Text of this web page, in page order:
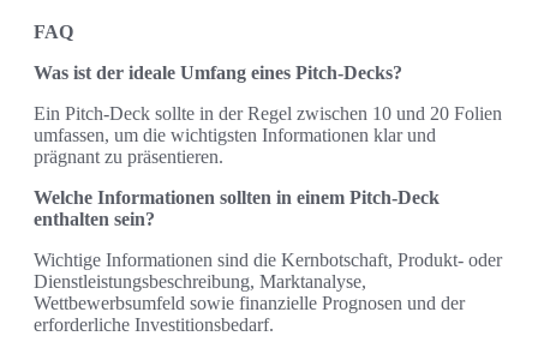
FAQ
Was ist der ideale Umfang eines Pitch-Decks?
Ein Pitch-Deck sollte in der Regel zwischen 10 und 20 Folien
umfassen, um die wichtigsten Informationen klar und
prägnant zu präsentieren.
Welche Informationen sollten in einem Pitch-Deck
enthalten sein?
Wichtige Informationen sind die Kernbotschaft, Produkt- oder
Dienstleistungsbeschreibung, Marktanalyse,
Wettbewerbsumfeld sowie finanzielle Prognosen und der
erforderliche Investitionsbedarf.